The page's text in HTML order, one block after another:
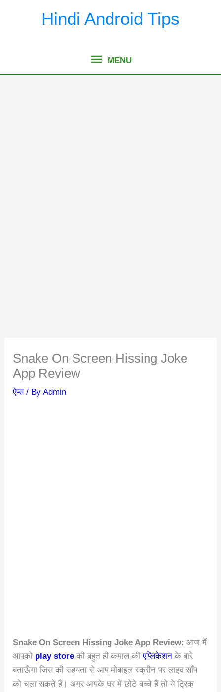
Hindi Android Tips
MENU
MENU
Snake On Screen Hissing Joke
App Review
ऐप्स/ ByAdmin
Snake On Screen Hissing Joke App Review:आज मैं
आपको play store की बहुत ही कमाल कीएप्लिकेशन के बारे
बताऊँगा जिस की सहयता से आप मोबाइल स्क्रीन पर लाइव साँप
को चला सकते हैं। अगर आपके घर में छोटे बच्चे हैं तो ये ट्रिक